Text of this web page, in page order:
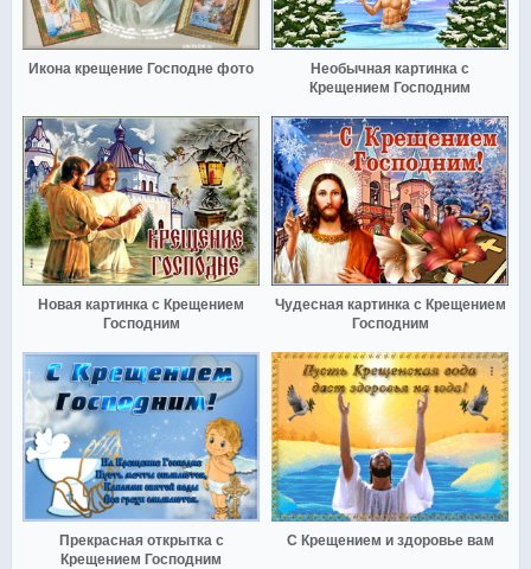
Икона крещение Господне фото
Необычная картинка с
Крещением Господним
Новая картинка с Крещением
Господним
Чудесная картинка с Крещением
Господним
Прекрасная открытка с
Крещением Господним
С Крещением и здоровье вам